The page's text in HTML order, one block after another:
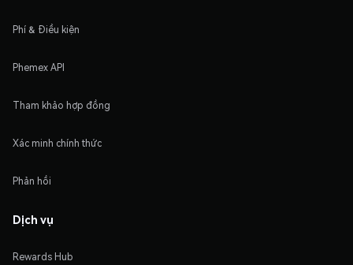
Phí & Điều kiện
Phemex API
Tham khảo hợp đồng
Xác minh chính thức
Phản hồi
Dịch vụ
Rewards Hub